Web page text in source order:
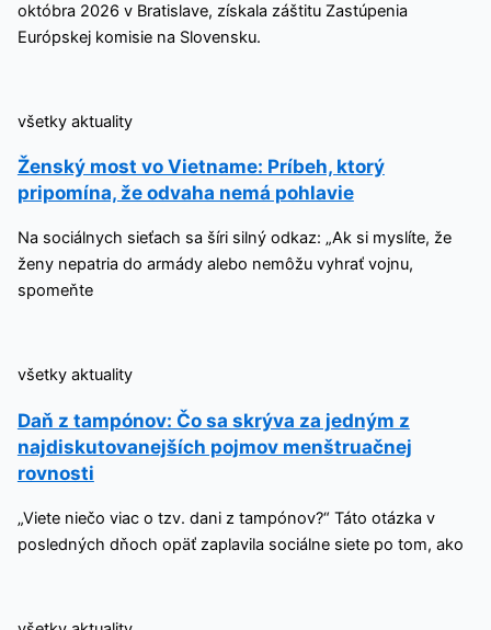
októbra 2026 v Bratislave, získala záštitu Zastúpenia
Európskej komisie na Slovensku.
všetky aktuality
Ženský most vo Vietname: Príbeh, ktorý
pripomína, že odvaha nemá pohlavie
Na sociálnych sieťach sa šíri silný odkaz: „Ak si myslíte, že
ženy nepatria do armády alebo nemôžu vyhrať vojnu,
spomeňte
všetky aktuality
Daň z tampónov: Čo sa skrýva za jedným z
najdiskutovanejších pojmov menštruačnej
rovnosti
„Viete niečo viac o tzv. dani z tampónov?“ Táto otázka v
posledných dňoch opäť zaplavila sociálne siete po tom, ako